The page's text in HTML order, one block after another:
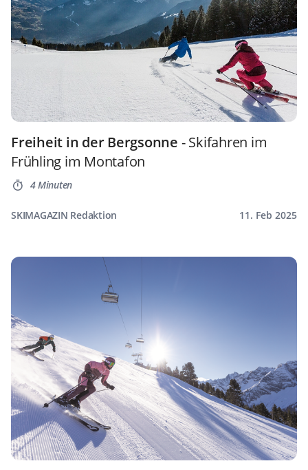
Freiheit in der Bergsonne - Skifahren im
Frühling im Montafon
4 Minuten
SKIMAGAZIN Redaktion 11. Feb 2025